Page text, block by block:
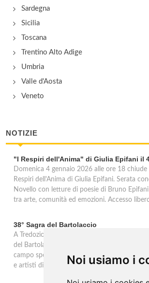
Noi usiamo i
Sardegna
Sicilia
Toscana
Trentino Alto Adige
Umbria
Valle d'Aosta
Veneto
NOTIZIE
"I Respiri dell'Anima" di Giulia Epifani il
Domenica 4 gennaio 2026 alle ore 18 chiude
Respiri dell'Anima di Giulia Epifani. Serata
Novello con letture di poesie di Bruno Epifani
tra arte, comunità ed emozioni. Accesso
38° Sagra del Bartolaccio
A Tredozio, borgo dell’Appennino Tosco-
del Bartolaccio anima le domeniche 2 e 9
campo sportivo cotture alla piastra, stand
e artisti di strada, ingresso libero per tutta la